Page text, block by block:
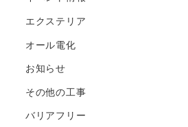
エクステリア
オール電化
お知らせ
その他の工事
バリアフリー